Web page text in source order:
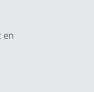
en